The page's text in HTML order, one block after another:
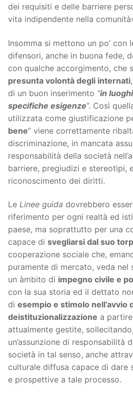
dei requisiti e delle barriere
vita indipendente nella
Insomma si mettono un po’ con
difensori, anche in buona fede,
con qualche accorgimento, che
presunta volontà degli internati
di un buon inserimento “in
specifiche esigenze”. Così
utilizzata come giustificazione
bene” viene correttamente
discriminazione, in mancata
responsabilità della società
barriere, pregiudizi e stereotipi,
riconoscimento dei diritti.
Le Linee guida dovrebbero
riferimento per ogni realtà ed
paese, ma soprattutto per una
capace di svegliarsi dal suo
cooperazione sociale che,
puramente di mercato, veda nel
un àmbito di impegno civile e
con la sua storia ed il dettato
di esempio e stimolo nell’avvio
deistituzionalizzazione a
attualmente gestite,
un’assunzione di responsabilità
società in tal senso, anche
culturale diffusa capace di dare
e prospettive a tale processo.